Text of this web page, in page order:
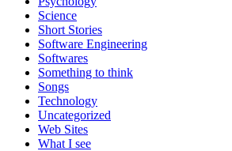
Science
Short Stories
Software Engineering
Softwares
Something to think
Songs
Technology
Uncategorized
Web Sites
What I see